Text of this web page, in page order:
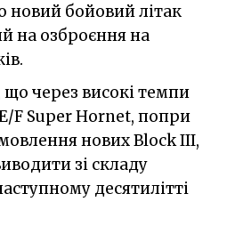
новий бойовий літак
на озброєння на
що через високі темпи
F Super Hornet, попри
нових Block ІІІ,
зі складу
десятилітті